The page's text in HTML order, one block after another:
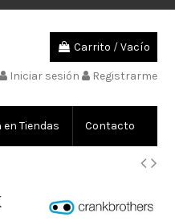
Carrito /Vacío
Iniciar sesión Registrarme
Tiendas Contacto